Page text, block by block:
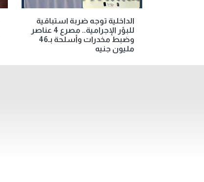
الداخلية توجه ضربة استباقية
للبؤر الإجرامية.. مصرع 4 عناصر
وضبط مخدرات وأسلحة بـ46
مليون جنيه